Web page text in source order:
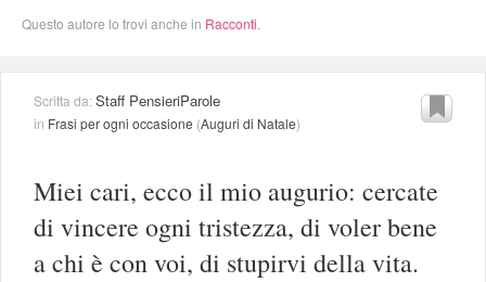
Questo autore lo trovi anche in Racconti
Scritta da:Staff PensieriParole
in Frasi per ogni occasione (Auguri di Natale)
Miei cari, ecco il mio augurio: cercate
di vincere ogni tristezza, di voler bene
a chi è con voi, di stupirvi della vita.